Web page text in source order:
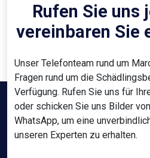
Rufen Sie uns
vereinbaren Sie
Unser Telefonteam rund um
Fragen rund um die
Verfügung. Rufen Sie uns für
oder schicken Sie uns Bilder
WhatsApp, um eine
unseren Experten zu erhalten.